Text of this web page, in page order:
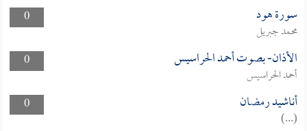
0
سورة هود
محمد جبريل
0
الأذان- بصوت أحمد الحراسيس
أحمد الحراسيس
0
أناشيد رمضان
(...)